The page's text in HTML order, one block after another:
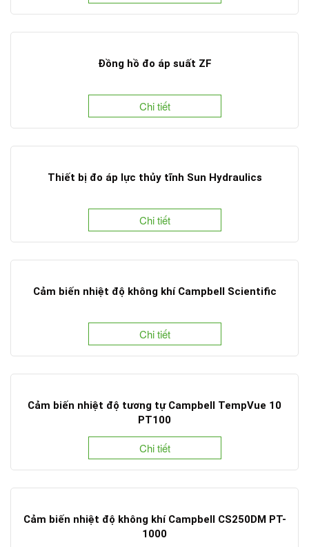
Đồng hồ đo áp suất ZF
Chi tiết
Thiết bị đo áp lực thủy tĩnh Sun Hydraulics
Chi tiết
Cảm biến nhiệt độ không khí Campbell Scientific
Chi tiết
Cảm biến nhiệt độ tương tự Campbell TempVue 10
PT100
Chi tiết
Cảm biến nhiệt độ không khí Campbell CS250DM PT-
1000